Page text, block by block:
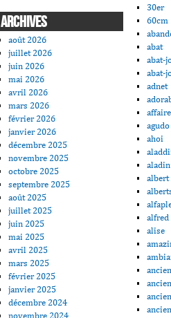
ARCHIVES
août 2026
juillet 2026
juin 2026
mai 2026
avril 2026
mars 2026
février 2026
janvier 2026
décembre 2025
novembre 2025
octobre 2025
septembre 2025
août 2025
juillet 2025
juin 2025
mai 2025
avril 2025
mars 2025
février 2025
janvier 2025
décembre 2024
novembre 2024
30er
60cm
abat
abat-
abat-
adnet
affaire
agudo
ahoi
aladin
albert
alfred
alise
ancien